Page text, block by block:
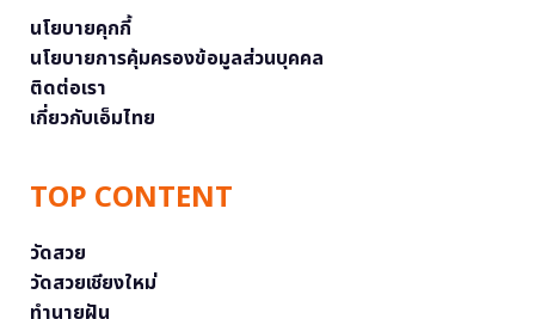
นโยบายคุกกี้
นโยบายการคุ้มครองข้อมูลส่วนบุคคล
ติดต่อเรา
เกี่ยวกับเอ็มไทย
TOP CONTENT
วัดสวย
วัดสวยเชียงใหม่